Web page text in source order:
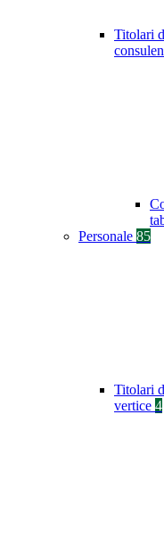
Titolari
Personale 85
Titolari
vertice 4